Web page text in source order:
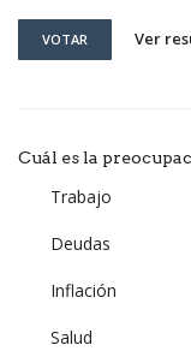
VOTAR Ver
Cuál es la
Trabajo
Deudas
Inflación
Salud